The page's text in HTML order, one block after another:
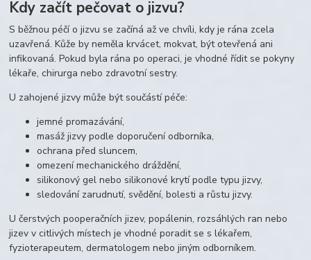
Kdy začít pečovat o jizvu?
S běžnou péčí o jizvu se začíná až ve chvíli, kdy je rána zcela
uzavřená. Kůže by neměla krvácet, mokvat, být otevřená ani
infikovaná. Pokud byla rána po operaci, je vhodné řídit se pokyny
lékaře, chirurga nebo zdravotní sestry.
U zahojené jizvy může být součástí péče:
jemné promazávání,
masáž jizvy podle doporučení odborníka,
ochrana před sluncem,
omezení mechanického dráždění,
silikonový gel nebo silikonové krytí podle typu jizvy,
sledování zarudnutí, svědění, bolesti a růstu jizvy.
U čerstvých pooperačních jizev, popálenin, rozsáhlých ran nebo
jizev v citlivých místech je vhodné poradit se s lékařem,
fyzioterapeutem, dermatologem nebo jiným odborníkem.